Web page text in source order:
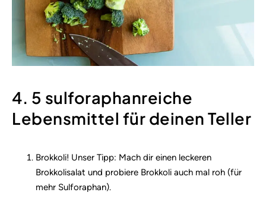
4. 5 sulforaphanreiche
Lebensmittel für deinen Teller
Brokkoli! Unser Tipp: Mach dir einen leckeren
Brokkolisalat und probiere Brokkoli auch mal roh (für
mehr Sulforaphan).